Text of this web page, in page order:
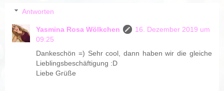
Antworten
Yasmina Rosa Wölkchen
16. Dezember 2019 um
09:25
Dankeschön =) Sehr cool, dann haben wir die gleiche
Lieblingsbeschäftigung :D
Liebe Grüße